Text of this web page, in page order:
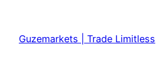
content
Guzemarkets | Trade Limitless